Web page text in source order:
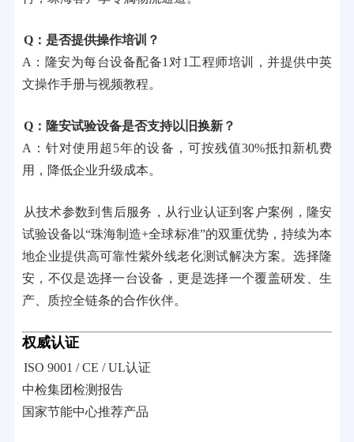
Q：是否提供操作培训？
A：隆安为每台设备配备1对1工程师培训，并提供中英
文操作手册与视频教程。
Q：隆安试验设备是否支持以旧换新？
A：针对使用超5年的设备，可按残值30%抵扣新机费
用，降低企业升级成本。
从技术参数到售后服务，从行业认证到客户案例，隆安
试验设备以“珠海制造+全球标准”的双重优势，持续为本
地企业提供高可靠性紫外线老化测试解决方案。选择隆
安，不仅是选择一台设备，更是选择一个覆盖研发、生
产、质控全链条的合作伙伴。
权威认证
ISO 9001 / CE / UL认证
中检集团检测报告
国家节能中心推荐产品